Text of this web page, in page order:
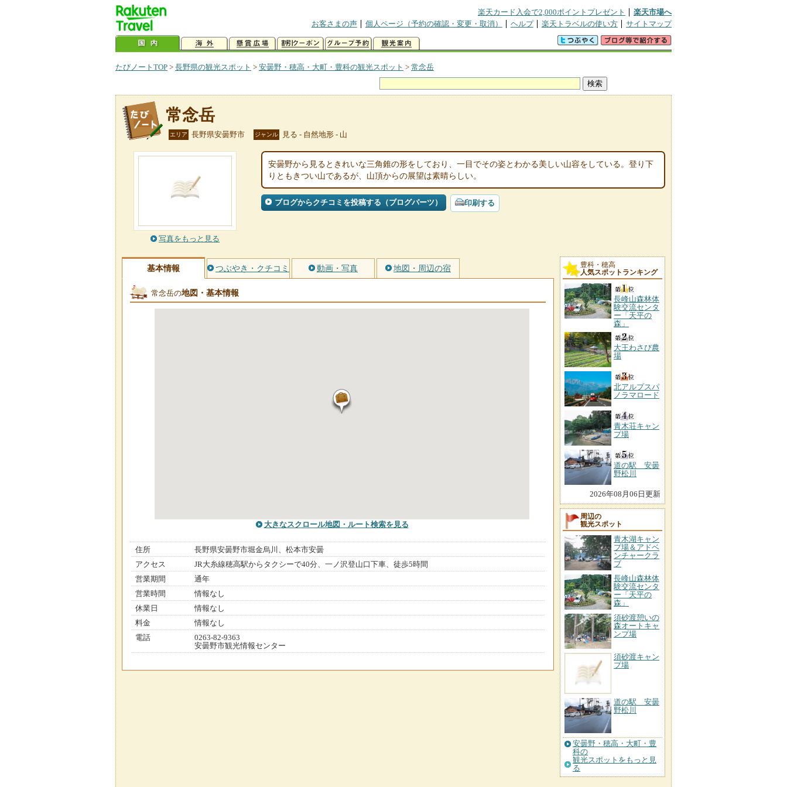
楽天カード入会で2,000ポイントプレゼント
楽天市場へ
お客さまの声
個人ページ（予約の確認・変更・取消） ヘルプ 楽天トラベルの使い方 サイトマップ
たびノートTOP > 長野県の観光スポット > 安曇野・穂高・大町・豊科の観光スポット > 常念岳
常念岳
エリア 長野県安曇野市 ジャンル 見る - 自然地形 - 山
写真をもっと見る
安曇野から見るときれいな三角錐の形をしており、一目でその姿とわかる美しい山容をしている。登り下
りともきつい山であるが、山頂からの展望は素晴らしい。
ブログからクチコミを投稿する（ブログパーツ） 印刷する
基本情報 つぶやき・クチコミ 動画・写真 地図・周辺の宿
常念岳の地図・基本情報
大きなスクロール地図 ・ルート検索を見る
住所
長野県安曇野市堀金烏川、松本市安曇
アクセス
JR大糸線穂高駅からタクシーで40分、一ノ沢登山口下車、徒歩5時間
営業期間
通年
営業時間
情報なし
休業日
情報なし
料金
情報なし
電話
0263-82-9363
安曇野市観光情報センター
豊科・穂高
人気スポットランキング
長峰山森林体
験交流センタ
ー「天平の
森」
大王わさび農
場
北アルプスパ
ノラマロード
青木荘キャン
プ場
道の駅 安曇
野松川
2026年08月06日更新
周辺の
観光スポット
青木湖キャン
プ場＆アドベ
ンチャークラ
ブ
長峰山森林体
験交流センタ
ー「天平の
森」
須砂渡憩いの
森オートキャ
ンプ場
須砂渡キャン
プ場
道の駅 安曇
野松川
安曇野・穂高・大町・豊
科の
観光スポットをもっと見
る